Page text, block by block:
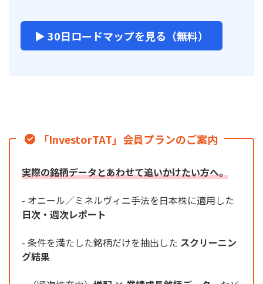
▶ 30日ロードマップを見る（無料）
「InvestorTAT」会員プランのご案内
実際の銘柄データとあわせて追いかけたい方へ。
- オニール／ミネルヴィニ手法を日本株に適用した
日次・週次レポート
- 条件を満たした銘柄だけを抽出した スクリーニン
グ結果